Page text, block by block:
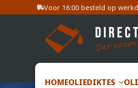
Voor 16:00 besteld op
HOMEOLIEDIKTES